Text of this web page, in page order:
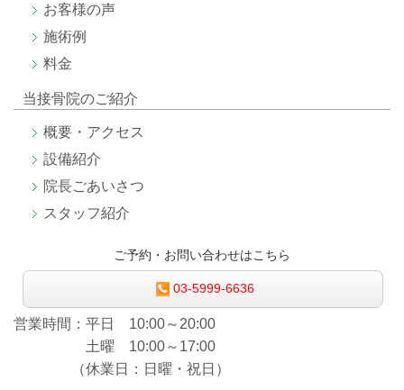
お客様の声
施術例
料金
当接骨院のご紹介
概要・アクセス
設備紹介
院長ごあいさつ
スタッフ紹介
ご予約・お問い合わせはこちら
03-5999-6636
営業時間：平日 10:00～20:00
土曜 10:00～17:00
（休業日：日曜・祝日）